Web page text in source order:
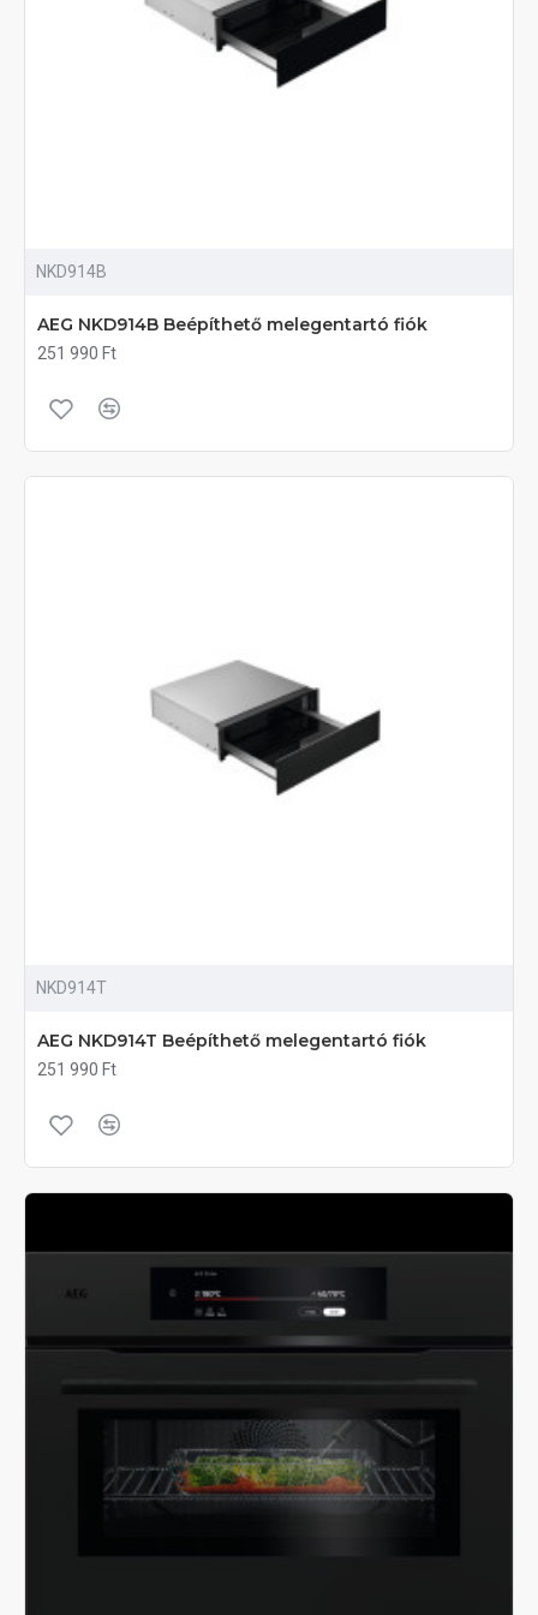
NKD914B
AEG NKD914B Beépíthető melegentartó fiók
251 990 Ft
NKD914T
AEG NKD914T Beépíthető melegentartó fiók
251 990 Ft